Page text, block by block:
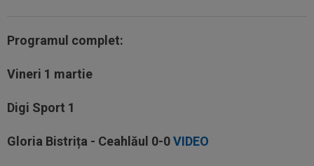
Programul complet:
Vineri 1 martie
Digi Sport 1
Gloria Bistrița - Ceahlăul 0-0VIDEO